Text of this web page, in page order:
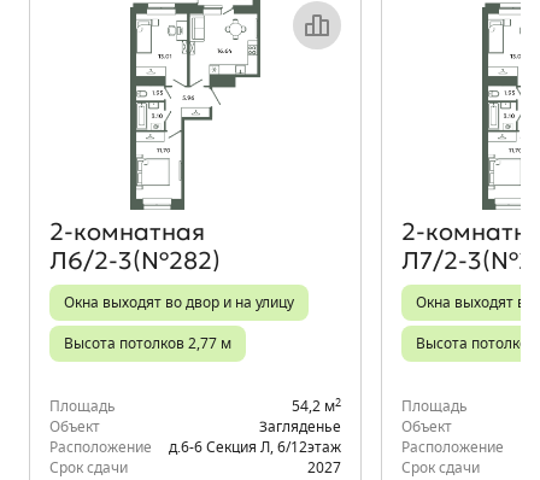
Объект месяца
2‑комнатная
Л6/2-3(№282)
Окна выходят во двор и на улицу
Высота потолков 2,77 м
Площадь 54,2 м2
Объект
Загляденье
Расположение
д.6-6 Секция Л 6/12этаж
Срок сдачи
2027
Л7/2-
Окна выходят во
Высота
Площадь
Объект
Расположение
Срок сдачи